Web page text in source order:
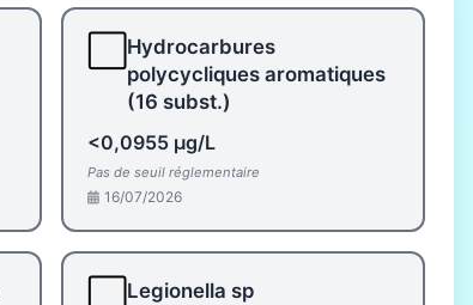
Hydrocarbures
polycycliques aromatiques
(16 subst.)
<0,0955 µg/L
Pas de seuil réglementaire
16/07/2026
Legionella sp